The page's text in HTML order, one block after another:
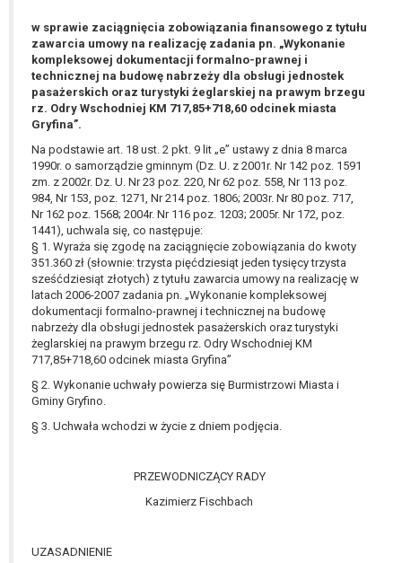
w sprawie zaciągnięcia zobowiązania finansowego z tytułu
zawarcia umowy na realizację zadania pn. „Wykonanie
kompleksowej dokumentacji formalno-prawnej i
technicznej na budowę nabrzeży dla obsługi jednostek
pasażerskich oraz turystyki żeglarskiej na prawym brzegu
rz. Odry Wschodniej KM 717,85+718,60 odcinek miasta
Gryfina”.
Na podstawie art. 18 ust. 2 pkt. 9 lit „e” ustawy z dnia 8 marca
1990r. o samorządzie gminnym (Dz. U. z 2001r. Nr 142 poz. 1591
zm. z 2002r. Dz. U. Nr 23 poz. 220, Nr 62 poz. 558, Nr 113 poz.
984, Nr 153, poz. 1271, Nr 214 poz. 1806; 2003r. Nr 80 poz. 717,
Nr 162 poz. 1568; 2004r. Nr 116 poz. 1203; 2005r. Nr 172, poz.
1441), uchwala się, co następuje:
§ 1. Wyraża się zgodę na zaciągnięcie zobowiązania do kwoty
351.360 zł (słownie: trzysta pięćdziesiąt jeden tysięcy trzysta
sześćdziesiąt złotych) z tytułu zawarcia umowy na realizację w
latach 2006-2007 zadania pn. „Wykonanie kompleksowej
dokumentacji formalno-prawnej i technicznej na budowę
nabrzeży dla obsługi jednostek pasażerskich oraz turystyki
żeglarskiej na prawym brzegu rz. Odry Wschodniej KM
717,85+718,60 odcinek miasta Gryfina”
§ 2. Wykonanie uchwały powierza się Burmistrzowi Miasta i
Gminy Gryfino.
§ 3. Uchwała wchodzi w życie z dniem podjęcia.
PRZEWODNICZĄCY RADY
Kazimierz Fischbach
UZASADNIENIE
wynikających z prawnie
uzasadnionych interesów
realizowanych przez administratora
lub przez stronę trzecią.
Z przyczyn związanych z Pani/Pana
sprzeciwu, administrator nie może już
przetwarzać tych danych osobowych, chyba
że wykaże on istnienie ważnych prawnie
uzasadnionych podstaw do przetwarzania,
nadrzędnych wobec interesów, praw i
wolności osoby, której dane dotyczą, lub
podstaw do ustalenia, dochodzenia lub
obrony roszczeń.
W przypadku gdy przetwarzanie danych
osobowych odbywa się na podstawie zgody osoby
na przetwarzanie danych osobowych (art. 6 ust. 1
lit a RODO), przysługuje Pani/Panu prawo do
cofnięcia tej zgody w dowolnym momencie.
Cofnięcie to nie ma wpływu na zgodność
zgody przed jej cofnięciem.
organu nadzorczego na niezgodne z prawem
przez administratora.